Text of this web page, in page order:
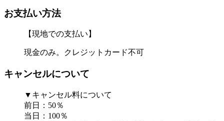
お支払い方法
【現地での支払い】
現金のみ。クレジットカード不可
キャンセルについて
▼キャンセル料について
前日：50％
当日：100％